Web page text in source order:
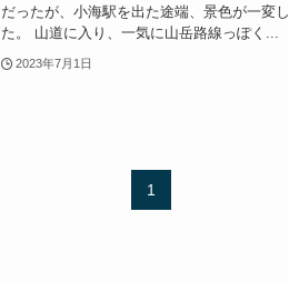
だったが、小海駅を出た途端、景色が一変し
た。 山道に入り、一気に山岳路線っぽく...
2023年7月1日
1